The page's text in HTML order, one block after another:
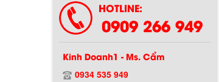
HOTLINE:
0909 266 949
Kinh Doanh1 - Ms. Cẩm
0934 535 949